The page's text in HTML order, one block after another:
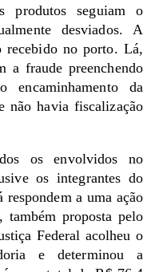
produtos seguiam o
desviados. A
recebido no porto. Lá,
a fraude preenchendo
encaminhamento da
não havia fiscalização
os envolvidos no
os integrantes do
a uma ação
também proposta pelo
Federal acolheu o
e determinou a